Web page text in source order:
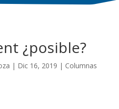
¿posible?
| Dic 16, 2019 | Columnas